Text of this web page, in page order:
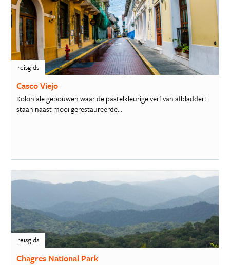
reisgids
Casco Viejo
Koloniale gebouwen waar de pastelkleurige verf van afbladdert
staan naast mooi gerestaureerde...
reisgids
Chagres National Park